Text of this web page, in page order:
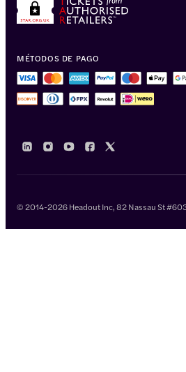
MÉTODOS DE PAGO
© 2014-2026 Headout Inc, 82 Nassau St